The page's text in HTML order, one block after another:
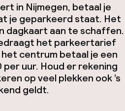
in Nijmegen, betaal je
je geparkeerd staat. Het
dagkaart aan te schaffen.
het parkeertarief
centrum betaal je een
uur. Houd er rekening
op veel plekken ook ’s
geldt.